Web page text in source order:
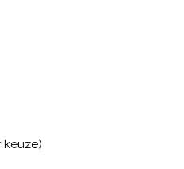
keuze)